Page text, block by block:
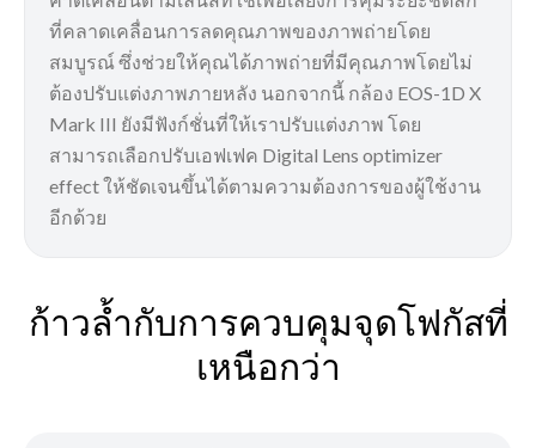
ที่คลาดเคลื่อนการลดคุณภาพของภาพถ่ายโดย
สมบูรณ์ ซึ่งช่วยให้คุณได้ภาพถ่ายที่มีคุณภาพโดยไม่
ต้องปรับแต่งภาพภายหลัง นอกจากนี้ กล้อง EOS-1D X
Mark III ยังมีฟังก์ชั่นที่ให้เราปรับแต่งภาพ โดย
สามารถเลือกปรับเอฟเฟค Digital Lens optimizer
effect ให้ชัดเจนขึ้นได้ตามความต้องการของผู้ใช้งาน
อีกด้วย
ก้าวล้ำกับการควบคุมจุดโฟกัสที่
เหนือกว่า